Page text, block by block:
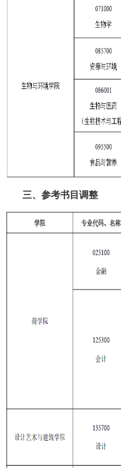
三、参考书目调整